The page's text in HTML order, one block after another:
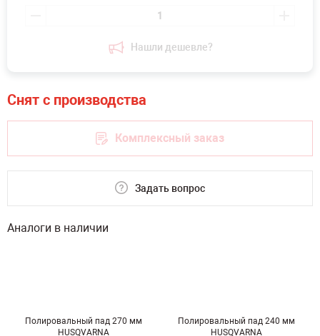
Нашли дешевле?
Комплексный заказ
Задать вопрос
Аналоги в наличии
Полировальный пад 270 мм
HUSQVARNA
Полировальный пад 240 мм
HUSQVARNA